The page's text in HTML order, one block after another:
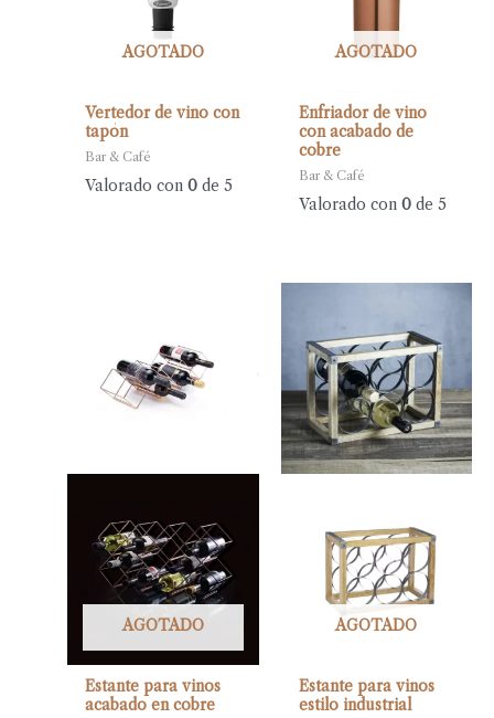
AGOTADO
Vertedor de vino con
tapón
Bar & Café
Valorado con0 de 5
AGOTADO
Enfriador de vino
con acabado de
cobre
Bar & Café
Valorado con 0de 5
AGOTADO
Estante para vinos
acabado en cobre
AGOTADO
Estante para vinos
estilo industrial